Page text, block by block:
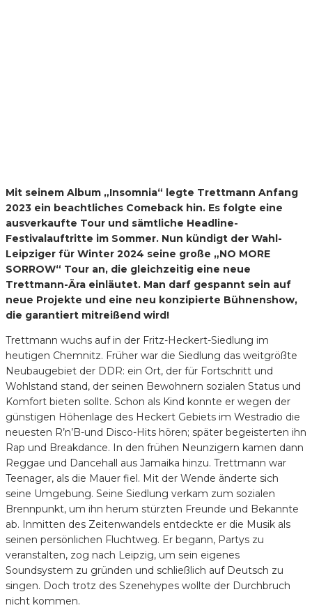
Mit seinem Album „Insomnia“ legte Trettmann Anfang
2023 ein beachtliches Comeback hin. Es folgte eine
ausverkaufte Tour und sämtliche Headline-
Festivalauftritte im Sommer. Nun kündigt der Wahl-
Leipziger für Winter 2024 seine große „NO MORE
SORROW“ Tour an, die gleichzeitig eine neue
Trettmann-Ära einläutet. Man darf gespannt sein auf
neue Projekte und eine neu konzipierte Bühnenshow,
die garantiert mitreißend wird!
Trettmann wuchs auf in der Fritz-Heckert-Siedlung im
heutigen Chemnitz. Früher war die Siedlung das weitgrößte
Neubaugebiet der DDR: ein Ort, der für Fortschritt und
Wohlstand stand, der seinen Bewohnern sozialen Status und
Komfort bieten sollte. Schon als Kind konnte er wegen der
günstigen Höhenlage des Heckert Gebiets im Westradio die
neuesten R’n’B-und Disco-Hits hören; später begeisterten ihn
Rap und Breakdance. In den frühen Neunzigern kamen dann
Reggae und Dancehall aus Jamaika hinzu. Trettmann war
Teenager, als die Mauer fiel. Mit der Wende änderte sich
seine Umgebung. Seine Siedlung verkam zum sozialen
Brennpunkt, um ihn herum stürzten Freunde und Bekannte
ab. Inmitten des Zeitenwandels entdeckte er die Musik als
seinen persönlichen Fluchtweg. Er begann, Partys zu
veranstalten, zog nach Leipzig, um sein eigenes
Soundsystem zu gründen und schließlich auf Deutsch zu
singen. Doch trotz des Szenehypes wollte der Durchbruch
nicht kommen.